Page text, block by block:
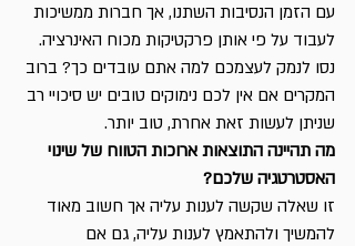
עם הזמן הנסיבות השתנו, אך חברות ממשיכות
לעבוד על פי אותן פרקטיקות מכוח האינרציה.
נסו לנמק לעצמכם למה אתם עובדים כך? ברוב
המקרים אם אין לכם נימוקים טובים יש סיכויי רב
שניתן לעשות זאת אחרת, טוב יותר.
מה תהיינה התוצאות ארוכות הטווח של שינוי
האסטרטגיה שלכם?
זו שאלה שקשה לענות עליה אך חשוב מאוד
להמשיך ולהתאמץ לענות עליה, גם אם